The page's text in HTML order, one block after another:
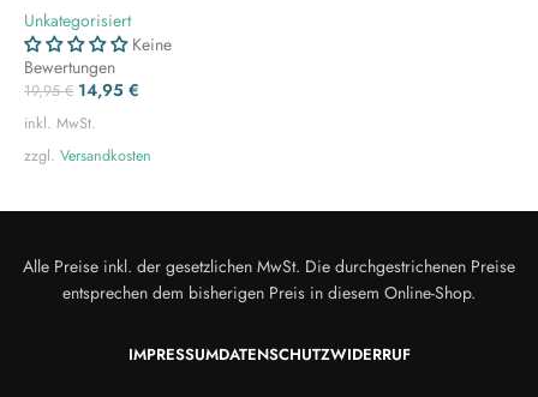
Unkategorisiert
Keine
Bewertungen
19,95€ 14,95 €
inkl. MwSt.
zzgl. Versandkosten
Alle Preise inkl. der gesetzlichen MwSt. Die durchgestrichenen Preise
entsprechen dem bisherigen Preis in diesem Online-Shop.
IMPRESSUMDATENSCHUTZWIDERRUF